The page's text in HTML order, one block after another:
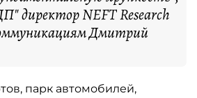
директор NEFT Research
Дмитрий
парк автомобилей,